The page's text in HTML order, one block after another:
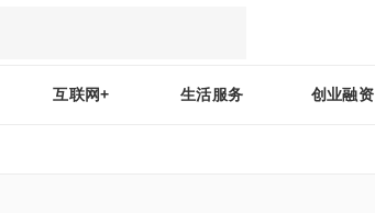
互联网+ 生活服务 创业融资